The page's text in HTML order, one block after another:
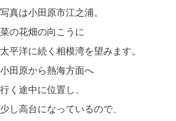
写真は小田原市江之浦。
菜の花畑の向こうに
太平洋に続く相模湾を望みます。
小田原から熱海方面へ
行く途中に位置し、
少し高台になっているので、